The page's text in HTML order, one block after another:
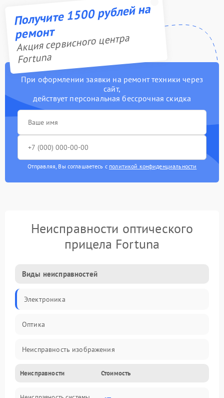
Получите 1500 рублей на
ремонт
Акция сервисного центра
Fortuna
При оформлении заявки на ремонт техники через
сайт,
действует персональная бессрочная скидка
Отправляя, Вы соглашаетесь с политикой конфиденциальности
Неисправности оптического
прицела Fortuna
Виды неисправностей
Электроника
Оптика
Неисправность изображения
Механические повреждения
Неисправности Стоимость